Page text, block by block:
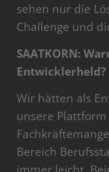
sehen nur die
Challenge und
SAATKORN:
Entwicklerheld?
Wir hätten als
unsere
Bereich